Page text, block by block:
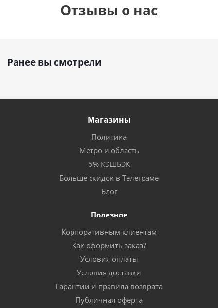
Отзывы о нас
Ранее вы смотрели
Магазины
Политика
Метро и область
5% КЭШБЭК
Больше скидок в Телеграме
Блог
Полезное
Корпоративным клиентам
Как оформить заказ?
Условия оплаты
Условия доставки
Гарантии и правила возврата
Публичная оферта